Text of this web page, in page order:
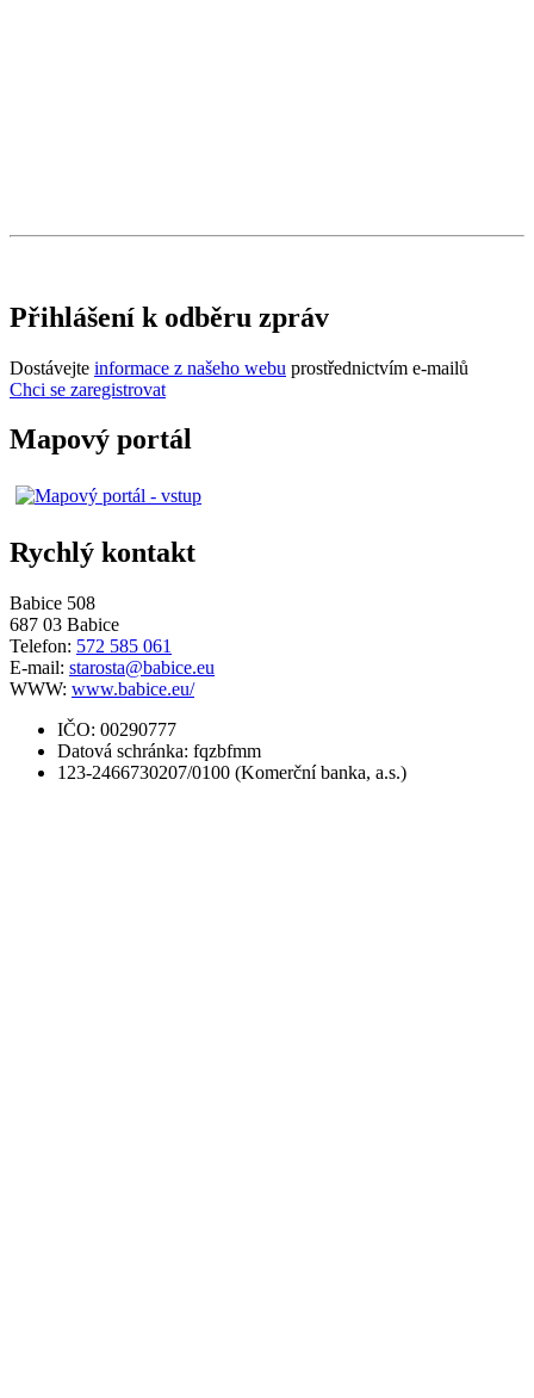
Přihlášení k odběru zpráv
Dostávejte informace z našeho webu prostřednictvím e-mailů
Chci se zaregistrovat
Mapový portál
Rychlý kontakt
Babice 508
687 03 Babice
Telefon: 572 585 061
E-mail: starosta@babice.eu
WWW: www.babice.eu/
IČO: 00290777
Datová schránka: fqzbfmm
123-2466730207/0100 (Komerční banka, a.s.)